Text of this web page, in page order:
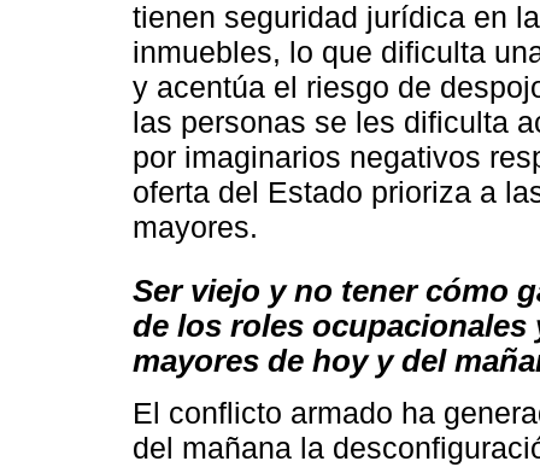
tienen seguridad jurídica en
inmuebles, lo que dificulta
y acentúa el riesgo de
las personas se les dificulta
por imaginarios negativos
oferta del Estado prioriza a
mayores.
Ser viejo y no tener cómo
de los roles
mayores de hoy y del
El conflicto armado ha
del mañana la